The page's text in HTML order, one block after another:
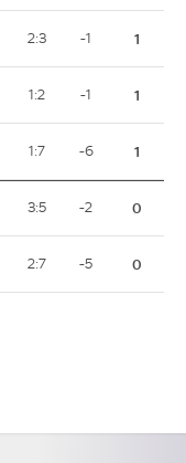
2:3 -1 1
1:2 -1 1
1:7 -6 1
3:5 -2 0
2:7 -5 0